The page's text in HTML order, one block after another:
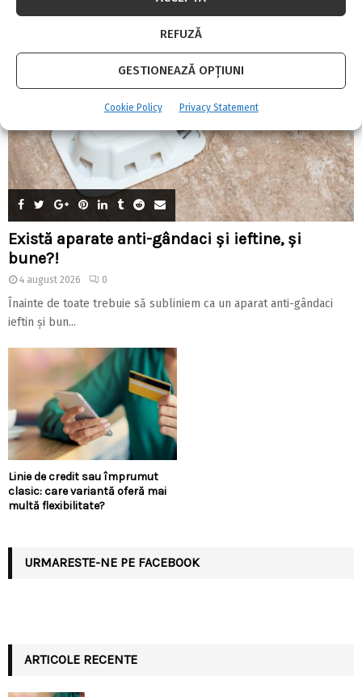
REFUZĂ
GESTIONEAZĂ OPȚIUNI
Cookie Policy Privacy Statement
Există aparate anti-gândaci și ieftine, și
bune?!
4 august 2026 0
Înainte de toate trebuie să subliniem ca un aparat anti-gândaci
ieftin și bun...
Linie de credit sau împrumut
clasic: care variantă oferă mai
multă flexibilitate?
URMARESTE-NE PE FACEBOOK
ARTICOLE RECENTE